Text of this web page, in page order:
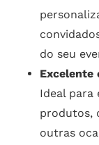
do seu
Excelente
Ideal para
produtos,
outras